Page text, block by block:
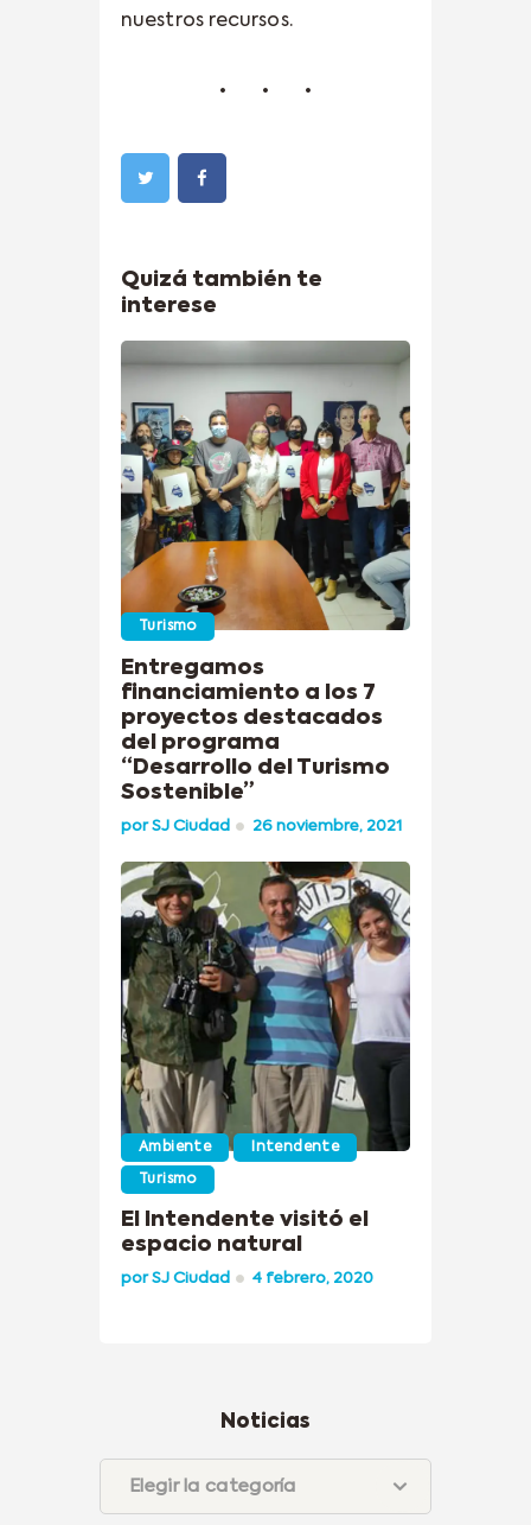
nuestros recursos.
Quizá también te
interese
Turismo
Entregamos
financiamiento a los 7
proyectos destacados
del programa
“Desarrollo del Turismo
Sostenible”
porSJ Ciudad 26 noviembre, 2021
Ambiente Intendente
Turismo
El Intendente visitó el
espacio natural
porSJ Ciudad 4 febrero, 2020
Noticias